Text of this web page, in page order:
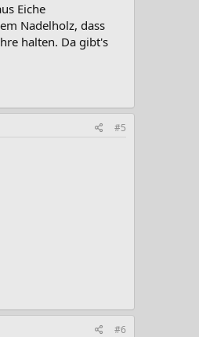
Eiche
Nadelholz, dass
halten. Da gibt's
#5
#6